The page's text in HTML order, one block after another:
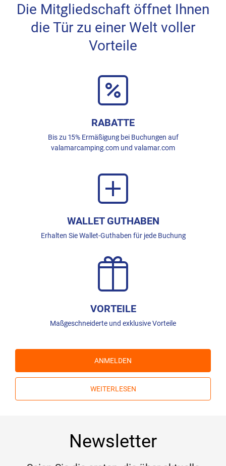
Die Mitgliedschaft öffnet Ihnen
die Tür zu einer Welt voller
Vorteile
RABATTE
Bis zu 15% Ermäßigung bei Buchungen auf
valamarcamping.com und valamar.com
WALLET GUTHABEN
Erhalten Sie Wallet-Guthaben für jede Buchung
VORTEILE
Maßgeschneiderte und exklusive Vorteile
ANMELDEN
WEITERLESEN
Newsletter